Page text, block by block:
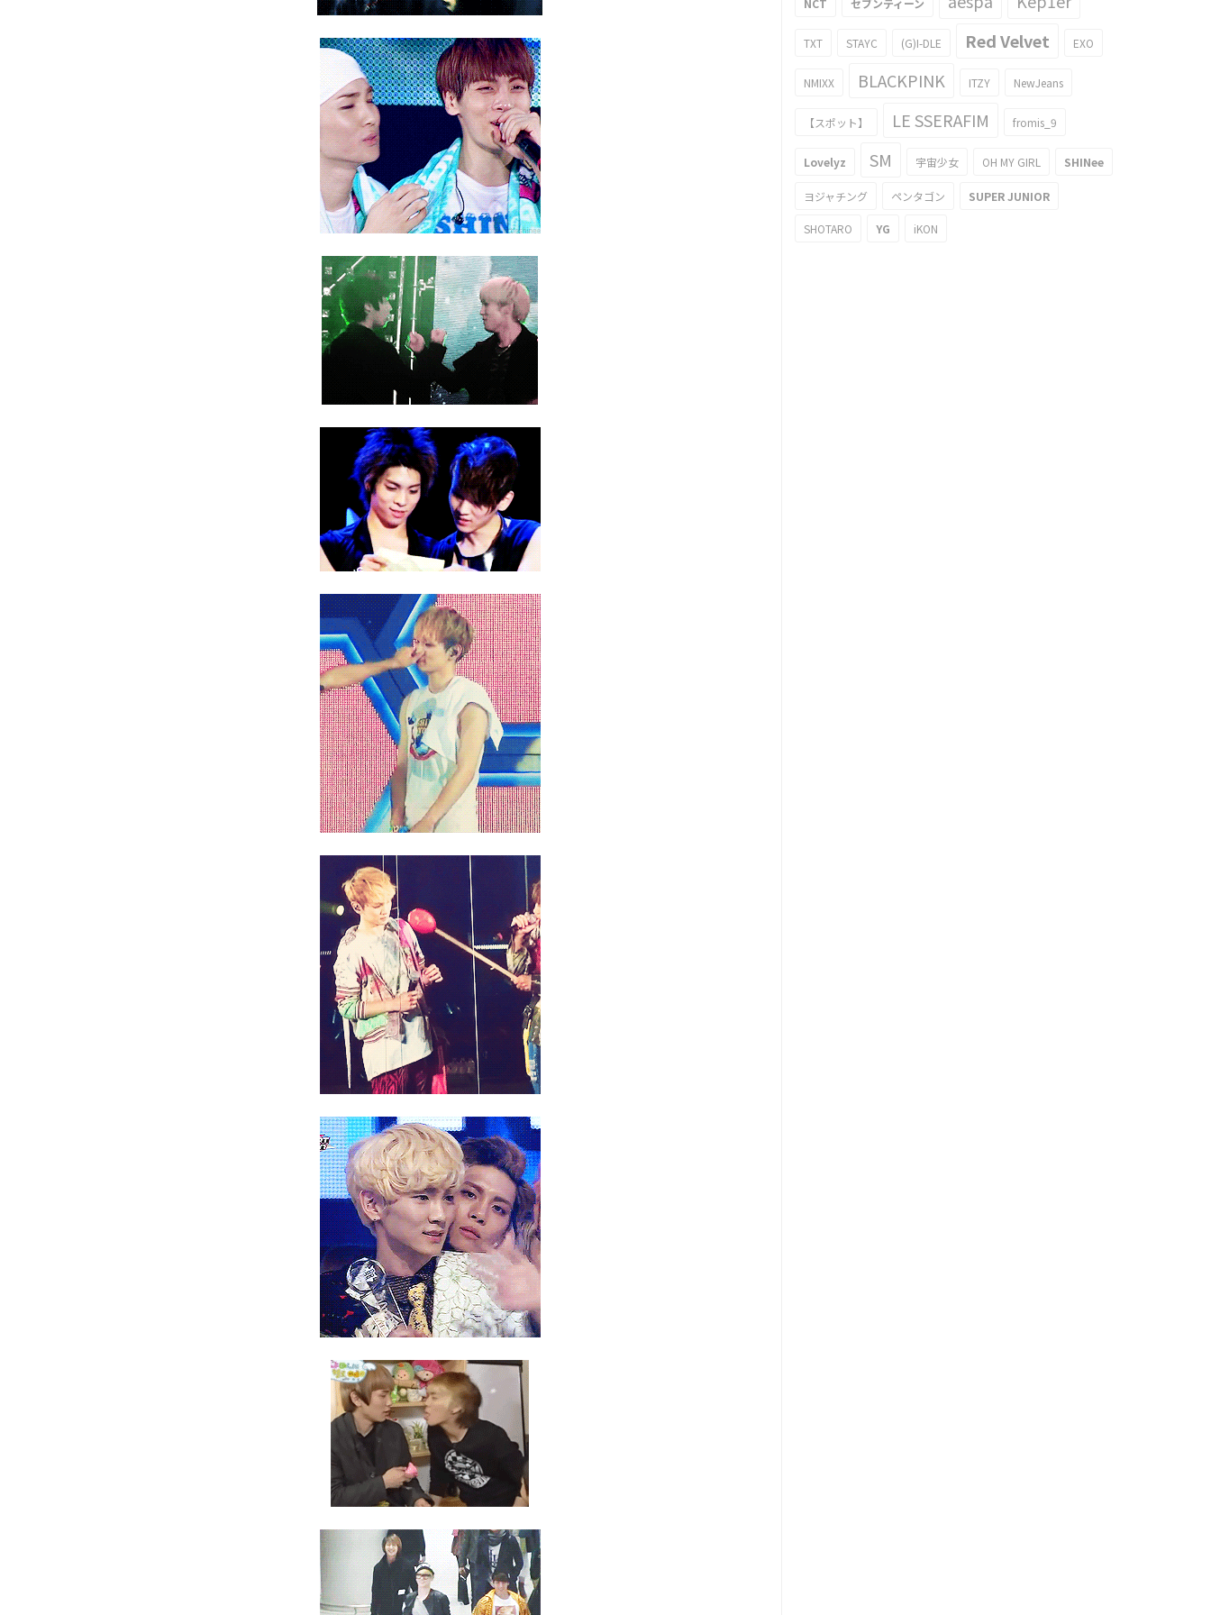
NCT セブンティーン
TXT STAYC (G)I-DLE Red Velvet EXO
NMIXX BLACKPINK ITZY NewJeans
【スポット】 LE SSERAFIM fromis_9
Lovelyz SM 宇宙少女 OH MY GIRL SHINee
ヨジャチング ペンタゴン SUPER JUNIOR
SHOTARO YG iKON